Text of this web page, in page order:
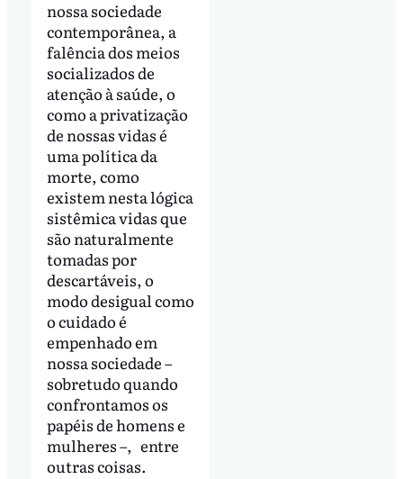
nossa sociedade
contemporânea, a
falência dos meios
socializados de
atenção à saúde, o
como a privatização
de nossas vidas é
uma política da
morte, como
existem nesta lógica
sistêmica vidas que
são naturalmente
tomadas por
descartáveis, o
modo desigual como
o cuidado é
empenhado em
nossa sociedade –
sobretudo quando
confrontamos os
papéis de homens e
mulheres –, entre
outras coisas.